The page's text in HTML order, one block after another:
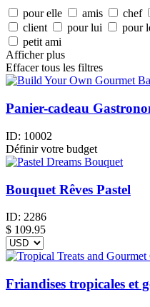
pour elle amis chef
client
pour lui pour
petit ami
Afficher plus
Effacer tous les filtres
Panier-cadeau
ID: 10002
Définir votre budget
Bouquet Rêves Pastel
ID: 2286
$ 109.95
Friandises tropicales et